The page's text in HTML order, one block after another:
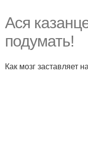
Ася
подумать!
Как мозг заставляет